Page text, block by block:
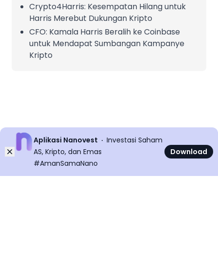
Crypto4Harris: Kesempatan Hilang untuk
Harris Merebut Dukungan Kripto
CFO: Kamala Harris Beralih ke Coinbase
untuk Mendapat Sumbangan Kampanye
Kripto
Dismiss
Aplikasi Nanovest
Investasi Saham
AS, Kripto, dan Emas
#AmanSamaNano
Download